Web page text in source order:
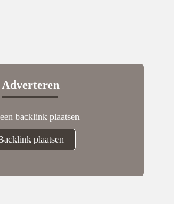
Adverteren
backlink plaatsen
plaatsen